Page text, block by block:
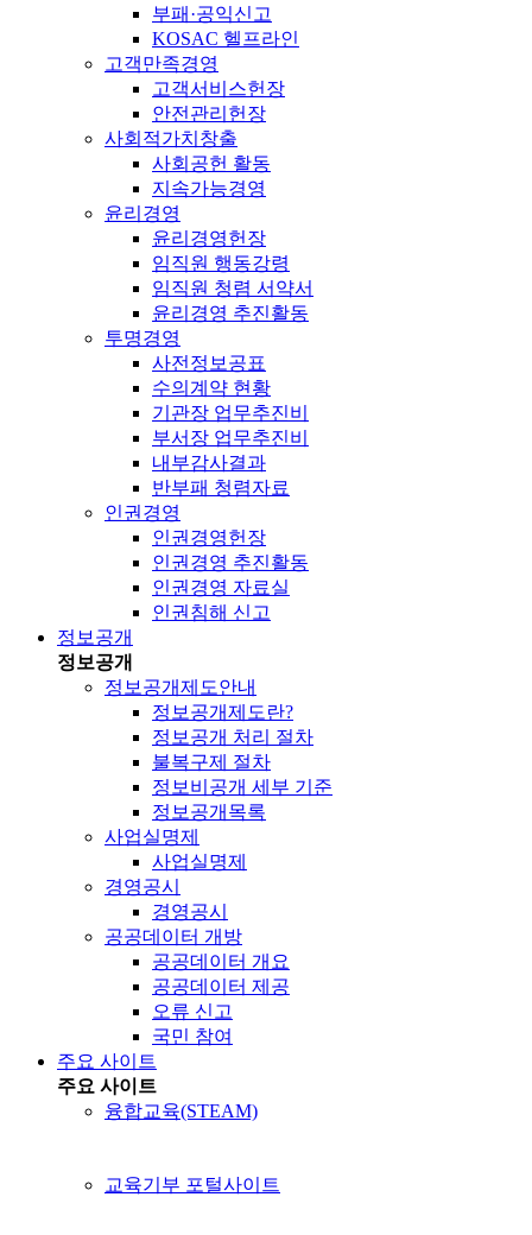
부패·공익신고
KOSAC 헬프라인
고객만족경영
고객서비스헌장
안전관리헌장
사회적가치창출
사회공헌 활동
지속가능경영
윤리경영
윤리경영헌장
임직원 행동강령
임직원 청렴 서약서
윤리경영 추진활동
투명경영
사전정보공표
수의계약 현황
기관장 업무추진비
부서장 업무추진비
내부감사결과
반부패 청렴자료
인권경영
인권경영헌장
인권경영 추진활동
인권경영 자료실
인권침해 신고
정보공개
정보공개
정보공개제도안내
정보공개제도란?
정보공개 처리 절차
불복구제 절차
정보비공개 세부 기준
정보공개목록
사업실명제
사업실명제
경영공시
경영공시
공공데이터 개방
공공데이터 개요
공공데이터 제공
오류 신고
국민 참여
주요 사이트
주요 사이트
융합교육(STEAM)
교육기부 포털사이트